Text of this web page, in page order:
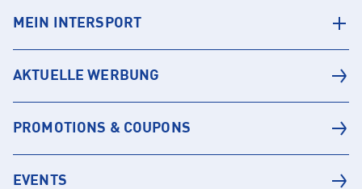
MEIN INTERSPORT
AKTUELLE WERBUNG
PROMOTIONS & COUPONS
EVENTS